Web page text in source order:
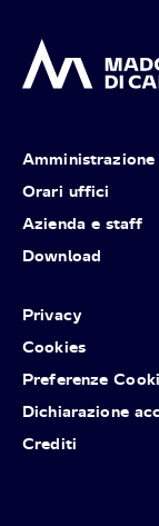
Amministrazione
Orari uffici
Azienda e staff
Download
Privacy
Cookies
Preferenze
Dichiarazione
Crediti